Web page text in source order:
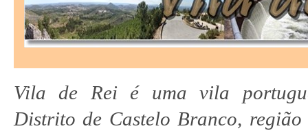
Vila de Rei é uma vila
Distrito de Castelo Branco,